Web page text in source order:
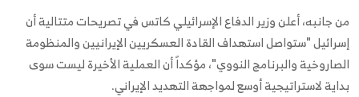
من جانبه، أعلن وزير الدفاع الإسرائيلي كاتس في تصريحات متتالية أن
إسرائيل "ستواصل استهداف القادة العسكريين الإيرانيين والمنظومة
الصاروخية والبرنامج النووي"، مؤكداً أن العملية الأخيرة ليست سوى
بداية لاستراتيجية أوسع لمواجهة التهديد الإيراني.